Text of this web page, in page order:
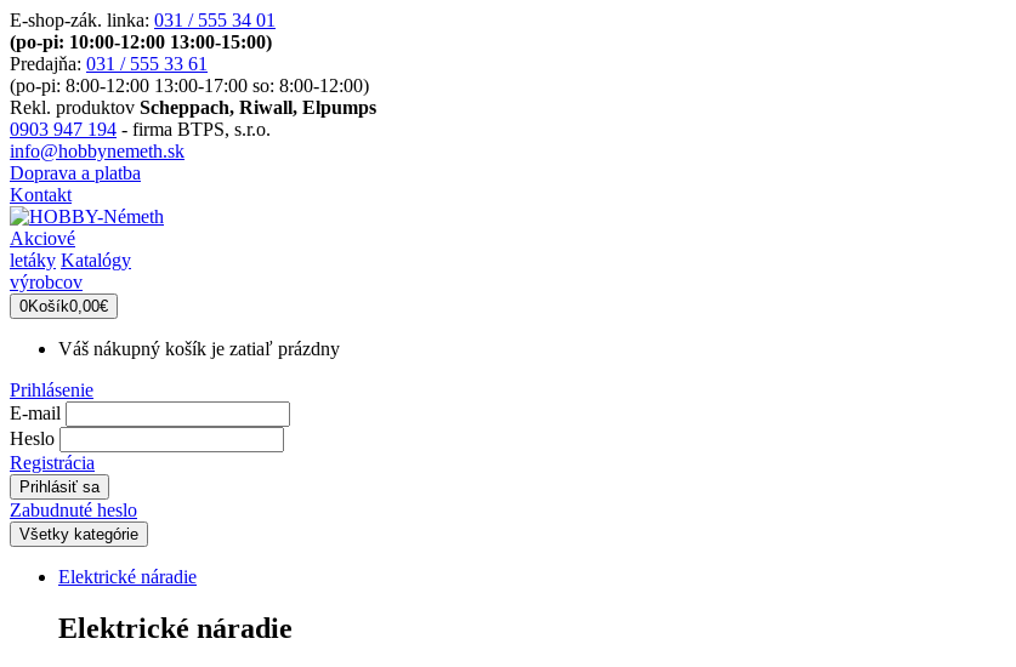
E-shop-zák. linka: 031 / 555 34 01
(po-pi: 10:00-12:00 13:00-15:00)
Predajňa: 031 / 555 33 61
(po-pi: 8:00-12:00 13:00-17:00 so: 8:00-12:00)
Rekl. produktov Scheppach, Riwall, Elpumps
0903 947 194 - firma BTPS, s.r.o.
info@hobbynemeth.sk
Doprava a platba
Kontakt
Akciové
letáky Katalógy
výrobcov
0Košík0,00€
Váš nákupný košík je zatiaľ prázdny
Prihlásenie
E-mail
Heslo
Registrácia
Zabudnuté heslo
Všetky kategórie
Elektrické náradie
Elektrické náradie